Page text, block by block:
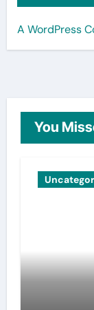
A WordPress
You